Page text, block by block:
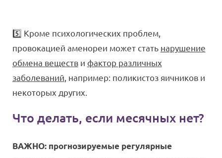
5️⃣ Кроме психологических проблем,
провокацией аменореи может стать нарушение
обмена веществи фактор различных
заболеваний , например: поликистоз яичников и
некоторых других.
Что делать, если месячных нет?
ВАЖНО: прогнозируемые регулярные